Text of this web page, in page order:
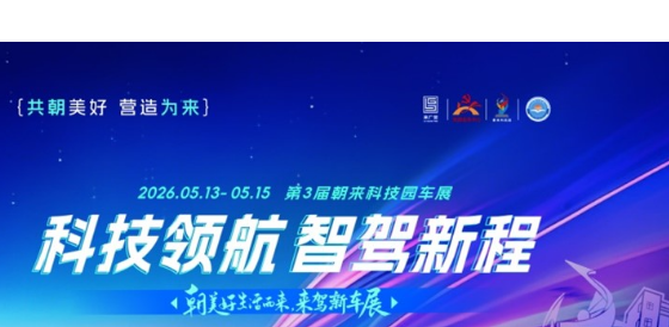
時尚
庫 總台企業白名單